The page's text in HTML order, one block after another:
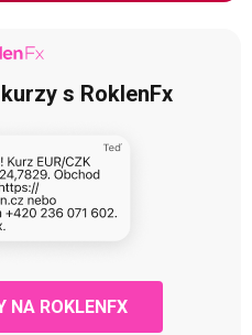
s RoklenFx
NA ROKLENFX